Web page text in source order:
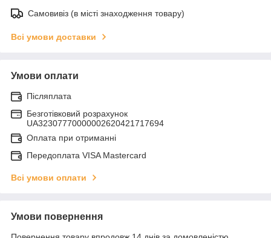
Самовивіз (в місті знаходження товару)
Всі умови доставки
Умови оплати
Післяплата
Безготівковий розрахунок
UA32307770000002620421717694
Оплата при отриманні
Передоплата VISA Mastercard
Всі умови оплати
Умови повернення